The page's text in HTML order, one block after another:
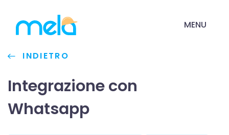
MENU
INDIETRO
Integrazione con
Whatsapp